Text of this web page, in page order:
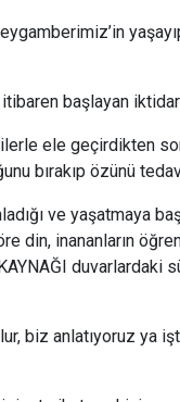
yaşayıp,
başlayan iktidar
ele geçirdikten
bırakıp özünü
ve yaşatmaya
din, inananların
duvarlardaki
anlatıyoruz ya